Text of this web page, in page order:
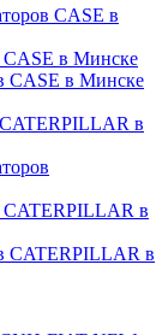
CASE в
CASE в Минске
CASE в Минске
CATERPILLAR в
CATERPILLAR в
CATERPILLAR в